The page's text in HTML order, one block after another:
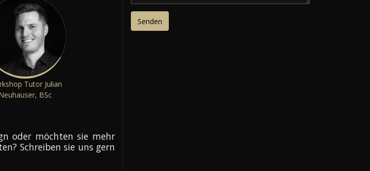
Tutor Julian
BSc
oder möchten sie mehr
Schreiben sie uns gern